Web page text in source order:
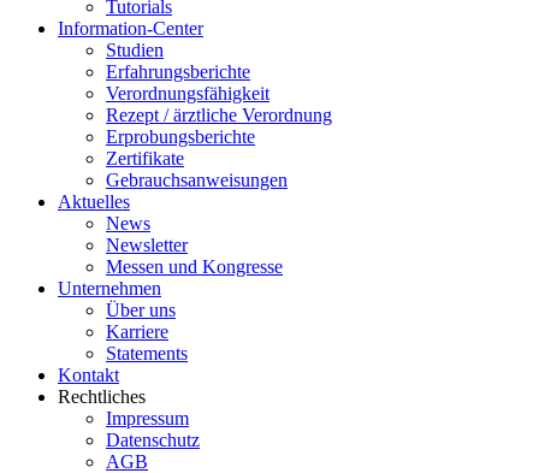
Tutorials
Information-Center
Studien
Erfahrungsberichte
Verordnungsfähigkeit
Rezept / ärztliche Verordnung
Erprobungsberichte
Zertifikate
Gebrauchsanweisungen
Aktuelles
News
Newsletter
Messen und Kongresse
Unternehmen
Über uns
Karriere
Statements
Kontakt
Rechtliches
Impressum
Datenschutz
AGB